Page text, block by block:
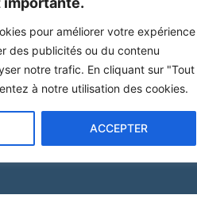
pour améliorer votre expérience
des publicités ou du contenu
notre trafic. En cliquant sur "Tout
à notre utilisation des cookies.
ACCEPTER